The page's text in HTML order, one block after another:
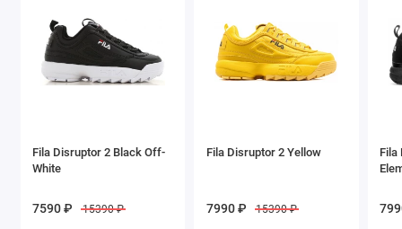
гардероба. Premiata Beth Cream легко сочетаются с
легкими платьями, широкими брюками и любимыми
джинсами, привнося в каждый наряд нотку
Fila Disruptor 2 Black Off-
White
7590 ₽ 15390 ₽
Fila Disruptor 2 Yellow
7990 ₽ 15390 ₽
Fila